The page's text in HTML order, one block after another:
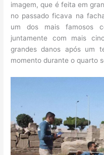
imagem, que é feita em
no passado ficava na
um dos mais famosos
juntamente com mais
grandes danos após um
momento durante o quarto